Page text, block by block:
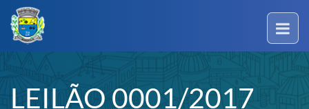
LEILÃO 0001/2017